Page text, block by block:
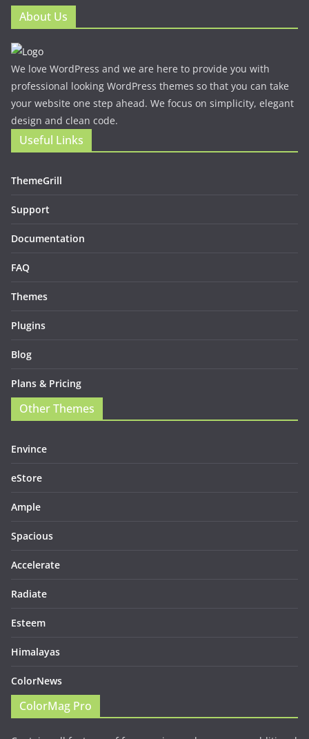
About Us
We love WordPress and we are here to provide you with
professional looking WordPress themes so that you can take
your website one step ahead. We focus on simplicity, elegant
design and clean code.
Useful Links
ThemeGrill
Support
Documentation
FAQ
Themes
Plugins
Blog
Plans & Pricing
Other Themes
Envince
eStore
Ample
Spacious
Accelerate
Radiate
Esteem
Himalayas
ColorNews
ColorMag Pro